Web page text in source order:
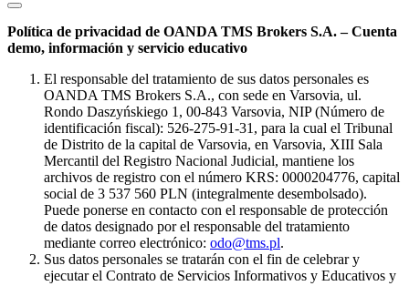
Política de privacidad de OANDA TMS Brokers S.A. – Cuenta
demo, información y servicio educativo
El responsable del tratamiento de sus datos personales es
OANDA TMS Brokers S.A., con sede en Varsovia, ul.
Rondo Daszyńskiego 1, 00-843 Varsovia, NIP (Número de
identificación fiscal): 526-275-91-31, para la cual el Tribunal
de Distrito de la capital de Varsovia, en Varsovia, XIII Sala
Mercantil del Registro Nacional Judicial, mantiene los
archivos de registro con el número KRS: 0000204776, capital
social de 3 537 560 PLN (integralmente desembolsado).
Puede ponerse en contacto con el responsable de protección
de datos designado por el responsable del tratamiento
mediante correo electrónico: odo@tms.pl.
Sus datos personales se tratarán con el fin de celebrar y
ejecutar el Contrato de Servicios Informativos y Educativos y